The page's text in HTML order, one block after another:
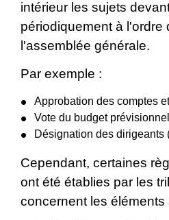
intérieur les sujets
périodiquement à l'ordre
l'assemblée générale.
Par exemple :
Approbation des comptes
Vote du budget prévisionnel
Désignation des dirigeants
Cependant, certaines
ont été établies par les
concernent les éléments